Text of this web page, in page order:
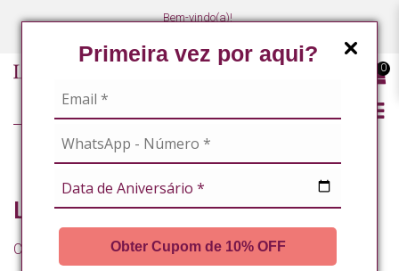
Primeira vez por aqui?
Obter Cupom de 10% OFF
Bem-vindo(a)!
0
Linha Profissional
Comparação de produtos (0)